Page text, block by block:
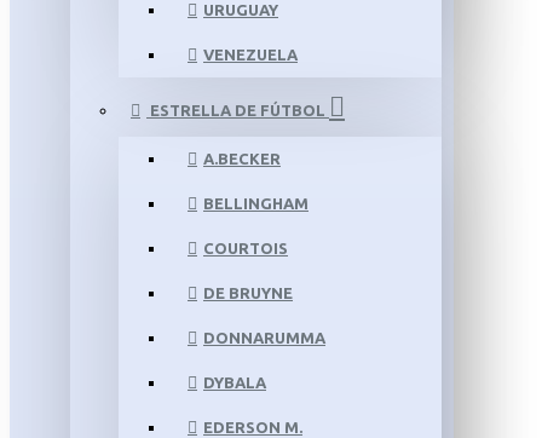
URUGUAY
VENEZUELA
ESTRELLA DE FÚTBOL
A.BECKER
BELLINGHAM
COURTOIS
DE BRUYNE
DONNARUMMA
DYBALA
EDERSON M.